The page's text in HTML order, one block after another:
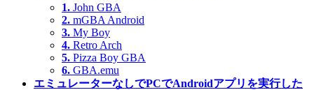
1. John GBA
2. mGBA Android
3. My Boy
4. Retro Arch
5. Pizza Boy GBA
6. GBA.emu
エミュレーターなしでPCでAndroidアプリを実行した